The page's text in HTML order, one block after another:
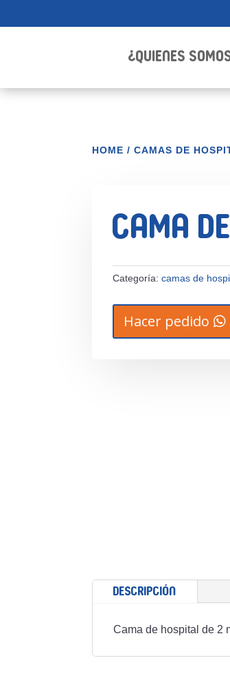
¿Quienes
HOME /CAMAS DE
cama
Categoría:camas de
Hacer pedido
Descripción
Cama de hospital de 2